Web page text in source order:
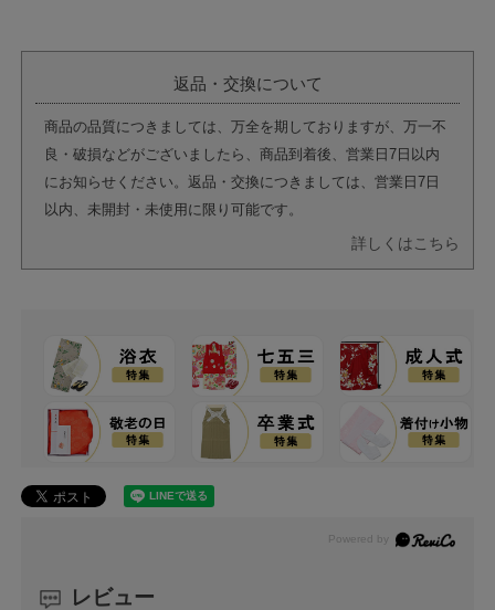
返品・交換について
商品の品質につきましては、万全を期しておりますが、万一不
良・破損などがございましたら、商品到着後、営業日7日以内
にお知らせください。返品・交換につきましては、営業日7日
以内、未開封・未使用に限り可能です。
詳しくはこちら
レビュー